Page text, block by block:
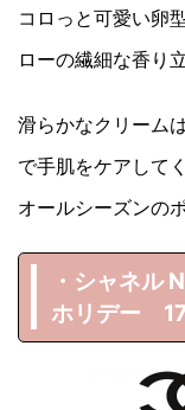
コロっと可愛い卵
ローの繊細な香り
滑らかなクリーム
で手肌をケアして
オールシーズンの
・シャネル
ホリデー